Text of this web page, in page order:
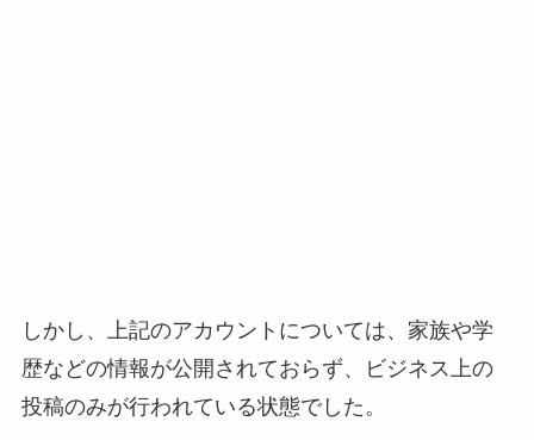
しかし、上記のアカウントについては、家族や学
歴などの情報が公開されておらず、ビジネス上の
投稿のみが行われている状態でした。